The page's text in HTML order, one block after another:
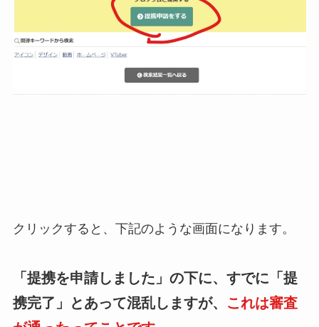
クリックすると、下記のような画面になります。
「提携を申請しました」の下に、すでに「提
携完了」とあって混乱しますが、 これは審査